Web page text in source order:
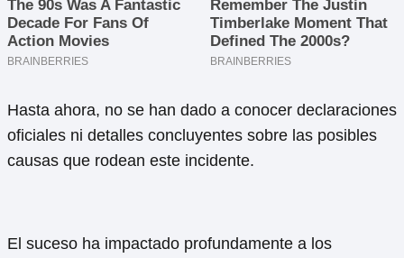
Hasta ahora, no se han dado a conocer declaraciones
oficiales ni detalles concluyentes sobre las posibles
causas que rodean este incidente.
El suceso ha impactado profundamente a los